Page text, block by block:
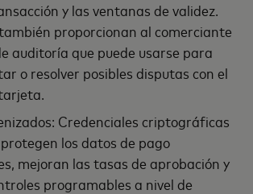
y las ventanas de validez.
proporcionan al comerciante
auditoría que puede usarse para
o resolver posibles disputas con el
Credenciales criptográficas
los datos de pago
mejoran las tasas de aprobación y
programables a nivel de